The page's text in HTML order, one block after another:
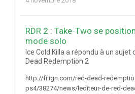
RDR 2 : Take-Two se
mode solo
Ice Cold Killa a répondu à un sujet
Dead Redemption 2
http://fr.ign.com/red-dead-
ps4/38274/news/lediteur-de-red-